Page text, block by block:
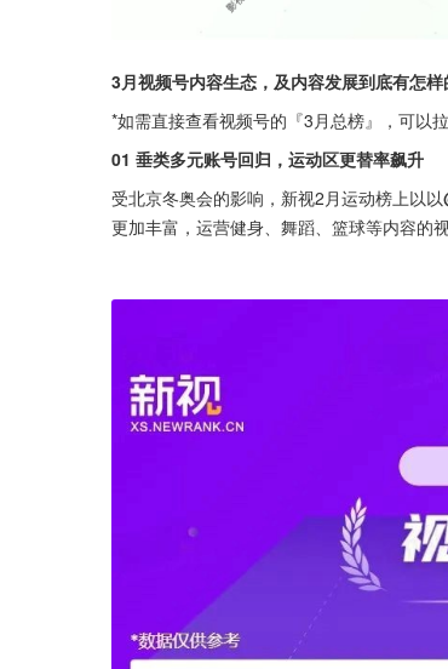
3月视频号内容生态，及内容发展到底有怎样
*如需直接查看视频号的『3月总榜』，可以拉
01 垂类多元账号回归，运动区更替率飙升
受北京冬奥会的影响，新视2月运动榜上以以
更加丰富，运营健身、舞蹈、篮球等内容的视